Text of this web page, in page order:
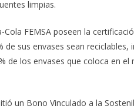
limpias.
FEMSA poseen la
sus envases sean reciclables,
de los envases que coloca en el
un Bono Vinculado a la